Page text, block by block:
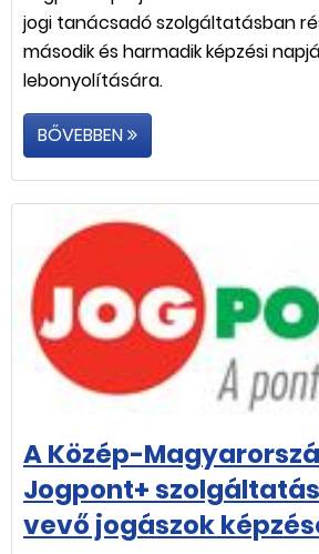
jogi tanácsadó szolgáltatásban
második és harmadik képzési
lebonyolítására.
BŐVEBBEN
A Közép-
Jogpont+
vevő jogászok